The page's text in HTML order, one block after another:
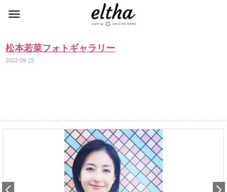
松本若菜フォトギャラリー
2022-09-15